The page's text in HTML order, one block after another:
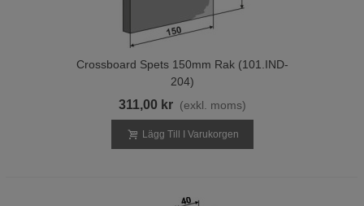
Crossboard Spets 150mm Rak (101.IND-
204)
311,00 kr (exkl. moms)
Lägg Till I Varukorgen